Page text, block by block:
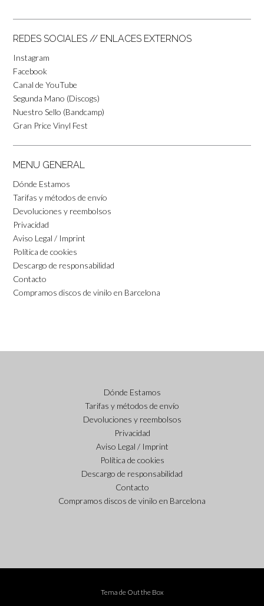
REDES SOCIALES // ENLACES EXTERNOS
Instagram
Facebook
Canal de YouTube
Segunda Mano (Discogs)
Nuestro Sello (Bandcamp)
Gran Price Vinyl Fest
MENU GENERAL
Dónde Estamos
Tarifas y métodos de envío
Devoluciones y reembolsos
Privacidad
Aviso Legal / Imprint
Política de cookies
Descargo de responsabilidad
Contacto
Compramos discos de vinilo en Barcelona
Dónde Estamos
Tarifas y métodos de envío
Devoluciones y reembolsos
Privacidad
Aviso Legal / Imprint
Política de cookies
Descargo de responsabilidad
Contacto
Compramos discos de vinilo en Barcelona
Tema de Out the Box